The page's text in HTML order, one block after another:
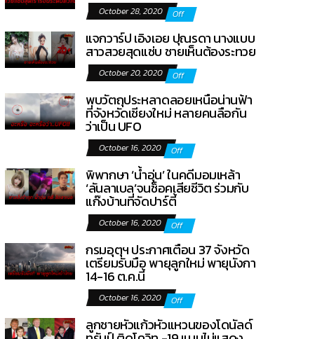
October 28, 2020 Off
แจกวาร์ป เอิงเอย ปุณรดา นางแบบ
สาวสวยสุดแซ่บ ชายเห็นต้องระทวย
October 20, 2020 Off
พบวัตถุประหลาดลอยเหนือน่านฟ้า
ที่จังหวัดเชียงใหม่ หลายคนลือกัน
ว่าเป็น UFO
October 16, 2020 Off
พิพากษา ‘น้ำอุ่น’ ในคดีมอมเหล้า
‘ลันลาเบล’จนช็อคเสียชีวิต ร่วมกับ
แก๊งบ้านที่จัดปาร์ตี้
October 16, 2020 Off
กรมอุตุฯ ประกาศเตือน 37 จังหวัด
เตรียมรับมือ พายุลูกใหม่ พายุนังกา
14-16 ต.ค.นี้
October 16, 2020 Off
ลูกชายหัวแก้วหัวแหวนของโดนัลด์